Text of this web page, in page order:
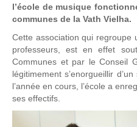
l’école de musique
communes de la Vath Vielha.
Cette association qui regroupe
professeurs, est en effet
Communes et par le Conseil
légitimement s’enorgueillir
l’année en cours, l’école a
ses effectifs.